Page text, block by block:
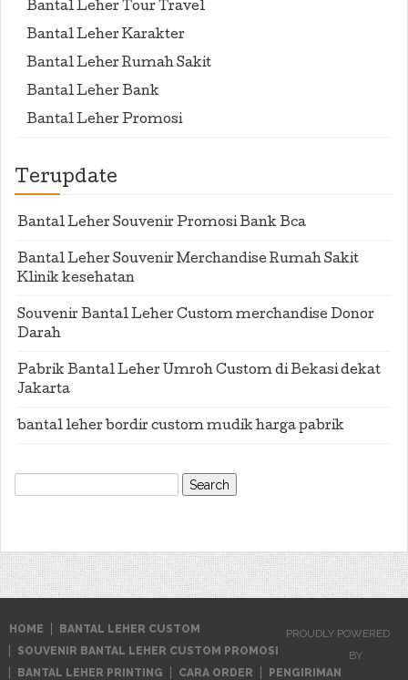
Bantal Leher Tour Travel
Bantal Leher Karakter
Bantal Leher Rumah Sakit
Bantal Leher Bank
Bantal Leher Promosi
Terupdate
Bantal Leher Souvenir Promosi Bank Bca
Bantal Leher Souvenir Merchandise Rumah Sakit
Klinik kesehatan
Souvenir Bantal Leher Custom merchandise Donor
Darah
Pabrik Bantal Leher Umroh Custom di Bekasi dekat
Jakarta
bantal leher bordir custom mudik harga pabrik
Search
for:
HOME
BANTAL LEHER CUSTOM
SOUVENIR BANTAL LEHER CUSTOM PROMOSI
BANTAL LEHER PRINTING
CARA ORDER PENGIRIMAN
PROUDLY POWERED
BY